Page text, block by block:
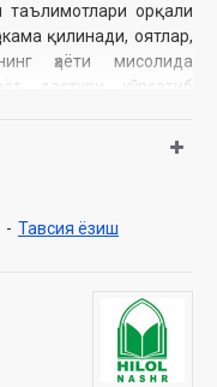
таълимотлари орқали
қилинади, оятлар,
ҳаёти мисолида
дастури кўрсатиб
- Тавсия ёзиш